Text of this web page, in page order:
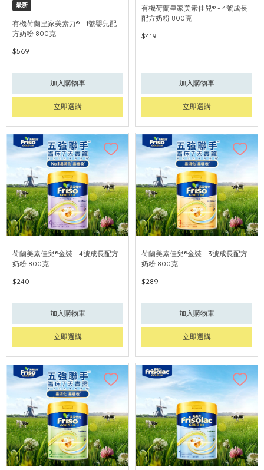
最新
有機荷蘭皇家美素力® - 1號嬰兒配
方奶粉 800克
$569
加入購物車
立即選購
有機荷蘭皇家美素佳兒® - 4號成長
配方奶粉 800克
$419
加入購物車
立即選購
荷蘭美素佳兒®金裝 - 4號成長配方
奶粉 800克
$240
加入購物車
立即選購
荷蘭美素佳兒®金裝 - 3號成長配方
奶粉 800克
$289
加入購物車
立即選購